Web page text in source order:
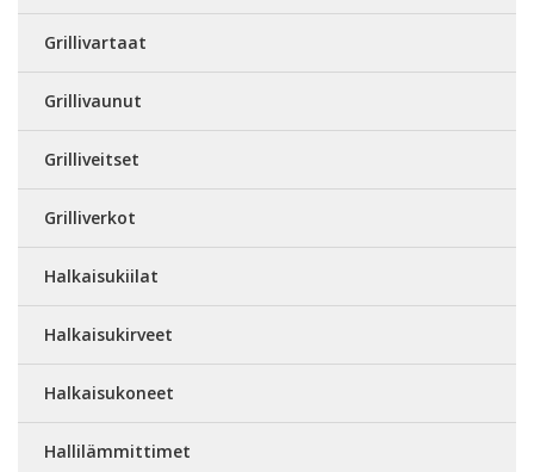
Grillivartaat
Grillivaunut
Grilliveitset
Grilliverkot
Halkaisukiilat
Halkaisukirveet
Halkaisukoneet
Hallilämmittimet